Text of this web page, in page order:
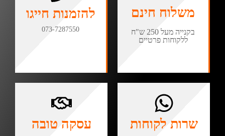
משלוח חינם
בקנייה מעל 250 ש"ח
ללקוחות פרטיים
להזמנות חייגו
073-7287550
שרות לקוחות עסקה טובה